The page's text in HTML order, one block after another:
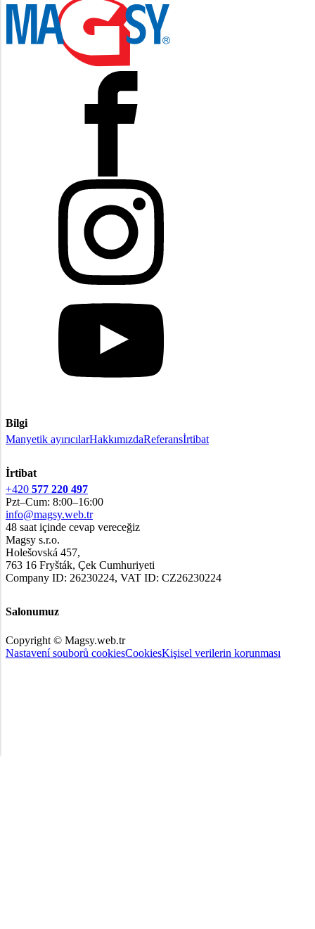
Bilgi
Manyetik ayırıcılarHakkımızdaReferansİrtibat
İrtibat
+420 577 220 497
Pzt–Cum: 8:00–16:00
info@magsy.web.tr
48 saat içinde cevap vereceğiz
Magsy s.r.o.
Holešovská 457,
763 16 Fryšták, Çek Cumhuriyeti
Company ID: 26230224, VAT ID: CZ26230224
Salonumuz
Copyright © Magsy.web.tr
Nastavení souborů cookiesCookiesKişisel verilerin korunması